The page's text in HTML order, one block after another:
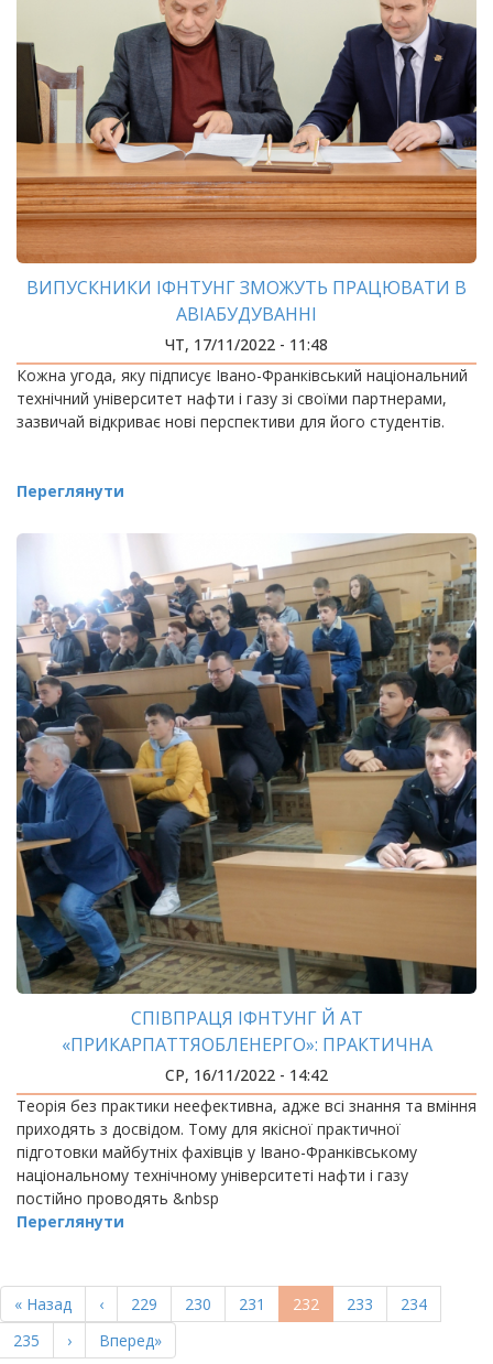
ВИПУСКНИКИ ІФНТУНГ ЗМОЖУТЬ ПРАЦЮВАТИ В
АВІАБУДУВАННІ
ЧТ, 17/11/2022 - 11:48
Кожна угода, яку підписує Івано-Франківський національний
технічний університет нафти і газу зі своїми партнерами,
зазвичай відкриває нові перспективи для його студентів.
Переглянути
СПІВПРАЦЯ ІФНТУНГ Й АТ
«ПРИКАРПАТТЯОБЛЕНЕРГО»: ПРАКТИЧНА
СКЛАДОВА
СР, 16/11/2022 - 14:42
Теорія без практики неефективна, адже всі знання та вміння
приходять з досвідом. Тому для якісної практичної
підготовки майбутніх фахівців у Івано-Франківському
національному технічному університеті нафти і газу
постійно проводять &nbsp
Переглянути
НА
СТОРІНКИ
Перша
сторінка
« Назад
Попередня
сторінка
‹ Page
229 Page
230 Page
231
Поточна
сторінка
232 Page
233 Page
234
Page
235
Наступна
›
Остання
Вперед»